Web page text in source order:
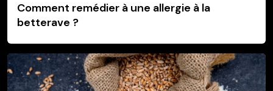
Comment remédier à une allergie à la
betterave ?